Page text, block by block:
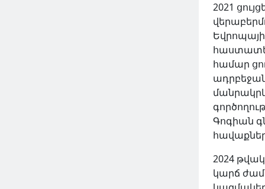
2021
հաստատել
համար
Գոգիան
2024
կարճ